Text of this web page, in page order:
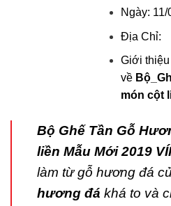
Ngày:
Địa Chỉ:
Giới thiệu
về
món cột
Bộ Ghế Tần Gỗ
liền Mẫu Mới 2019
làm từ gỗ hương đá
hương đá khá to và